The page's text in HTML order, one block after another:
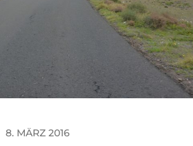
8. MÄRZ 2016